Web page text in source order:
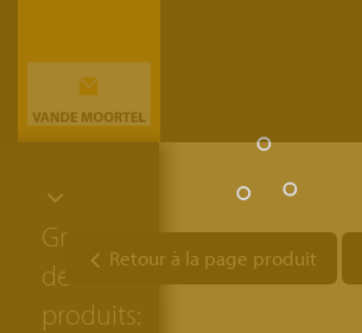
Groupe
de
produits:
Retour à la page produit